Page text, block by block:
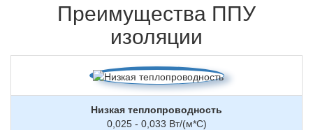
Преимущества ППУ
изоляции
Низкая теплопроводность
0,025 - 0,033 Вт/(м*С)